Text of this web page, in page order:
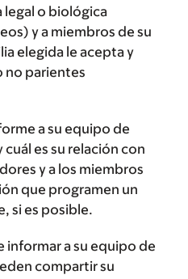
legal o biológica
y a miembros de su
elegida le acepta y
no parientes
a su equipo de
es su relación con
y a los miembros
que programen un
si es posible.
informar a su equipo de
compartir su